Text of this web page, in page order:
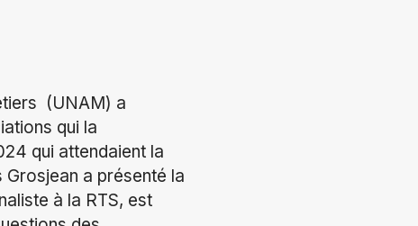
(UNAM) a
qui la
qui attendaient la
Grosjean a présenté la
à la RTS, est